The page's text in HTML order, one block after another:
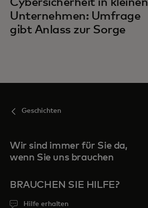
Unternehmen: Umfrage
gibt Anlass zur Sorge
Geschichten
Wir sind immer für Sie da,
wenn Sie uns brauchen
BRAUCHEN SIE HILFE?
Hilfe erhalten